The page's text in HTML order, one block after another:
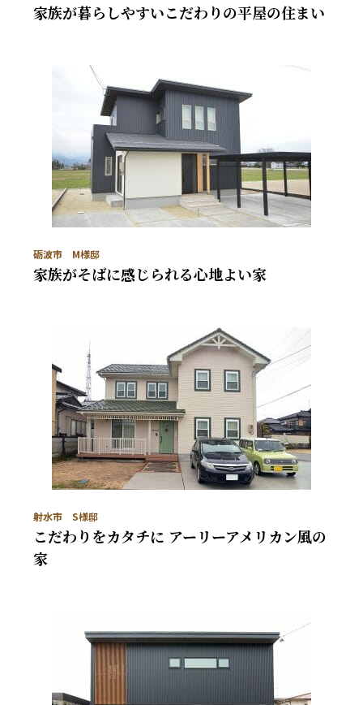
家族が暮らしやすいこだわりの平屋の住まい
砺波市 M様邸
家族がそばに感じられる心地よい家
射水市 S様邸
こだわりをカタチに アーリーアメリカン風の
家